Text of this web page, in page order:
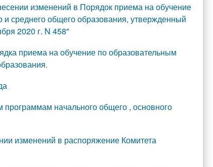
изменений в Порядок приема на обучение
среднего общего образования, утвержденный
2020 г. N 458"
приема на обучение по образовательным
.
начального общего , основного
изменений в распоряжение Комитета